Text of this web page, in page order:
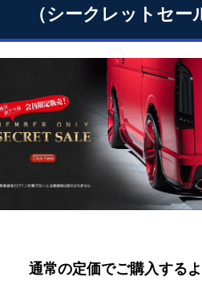
（シークレットセー
通常の定価でご購入する